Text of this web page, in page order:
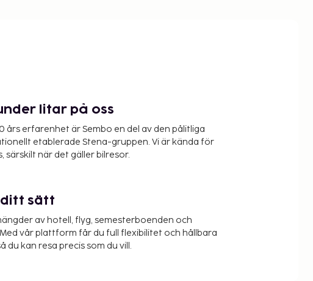
litar på oss
års erfarenhet är Sembo en del av den pålitliga
etablerade Stena-gruppen. Vi är kända för
särskilt när det gäller bilresor.
ditt sätt
av hotell, flyg, semesterboenden och
vår plattform får du full flexibilitet och hållbara
du kan resa precis som du vill.